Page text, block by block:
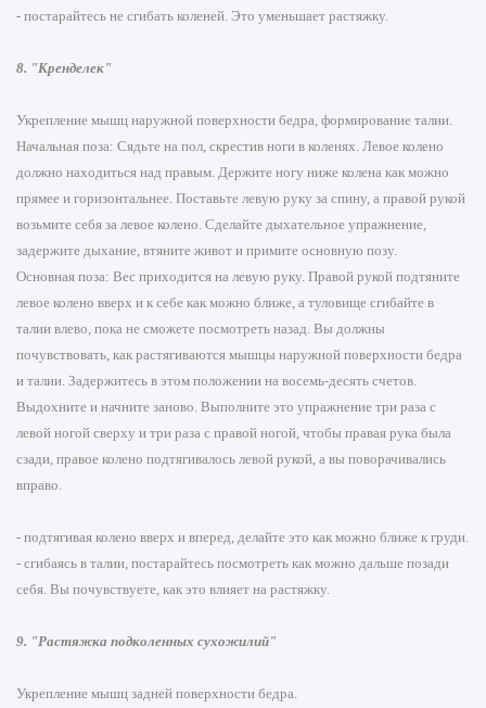
- постарайтесь не сгибать коленей. Это уменьшает растяжку.
8. "Кренделек"
Укрепление мышц наружной поверхности бедра, формирование талии.
Начальная поза: Сядьте на пол, скрестив ноги в коленях. Левое колено
должно находиться над правым. Держите ногу ниже колена как можно
прямее и горизонтальнее. Поставьте левую руку за спину, а правой рукой
возьмите себя за левое колено. Сделайте дыхательное упражнение,
задержите дыхание, втяните живот и примите основную позу.
Основная поза: Вес приходится на левую руку. Правой рукой подтяните
левое колено вверх и к себе как можно ближе, а туловище сгибайте в
талии влево, пока не сможете посмотреть назад. Вы должны
почувствовать, как растягиваются мышцы наружной поверхности бедра
и талии. Задержитесь в этом положении на восемь-десять счетов.
Выдохните и начните заново. Выполните это упражнение три раза с
левой ногой сверху и три раза с правой ногой, чтобы правая рука была
сзади, правое колено подтягивалось левой рукой, а вы поворачивались
вправо.
- подтягивая колено вверх и вперед, делайте это как можно ближе к груди.
- сгибаясь в талии, постарайтесь посмотреть как можно дальше позади
себя. Вы почувствуете, как это влияет на растяжку.
9. "Растяжка подколенных сухожилий"
Укрепление мышц задней поверхности бедра.